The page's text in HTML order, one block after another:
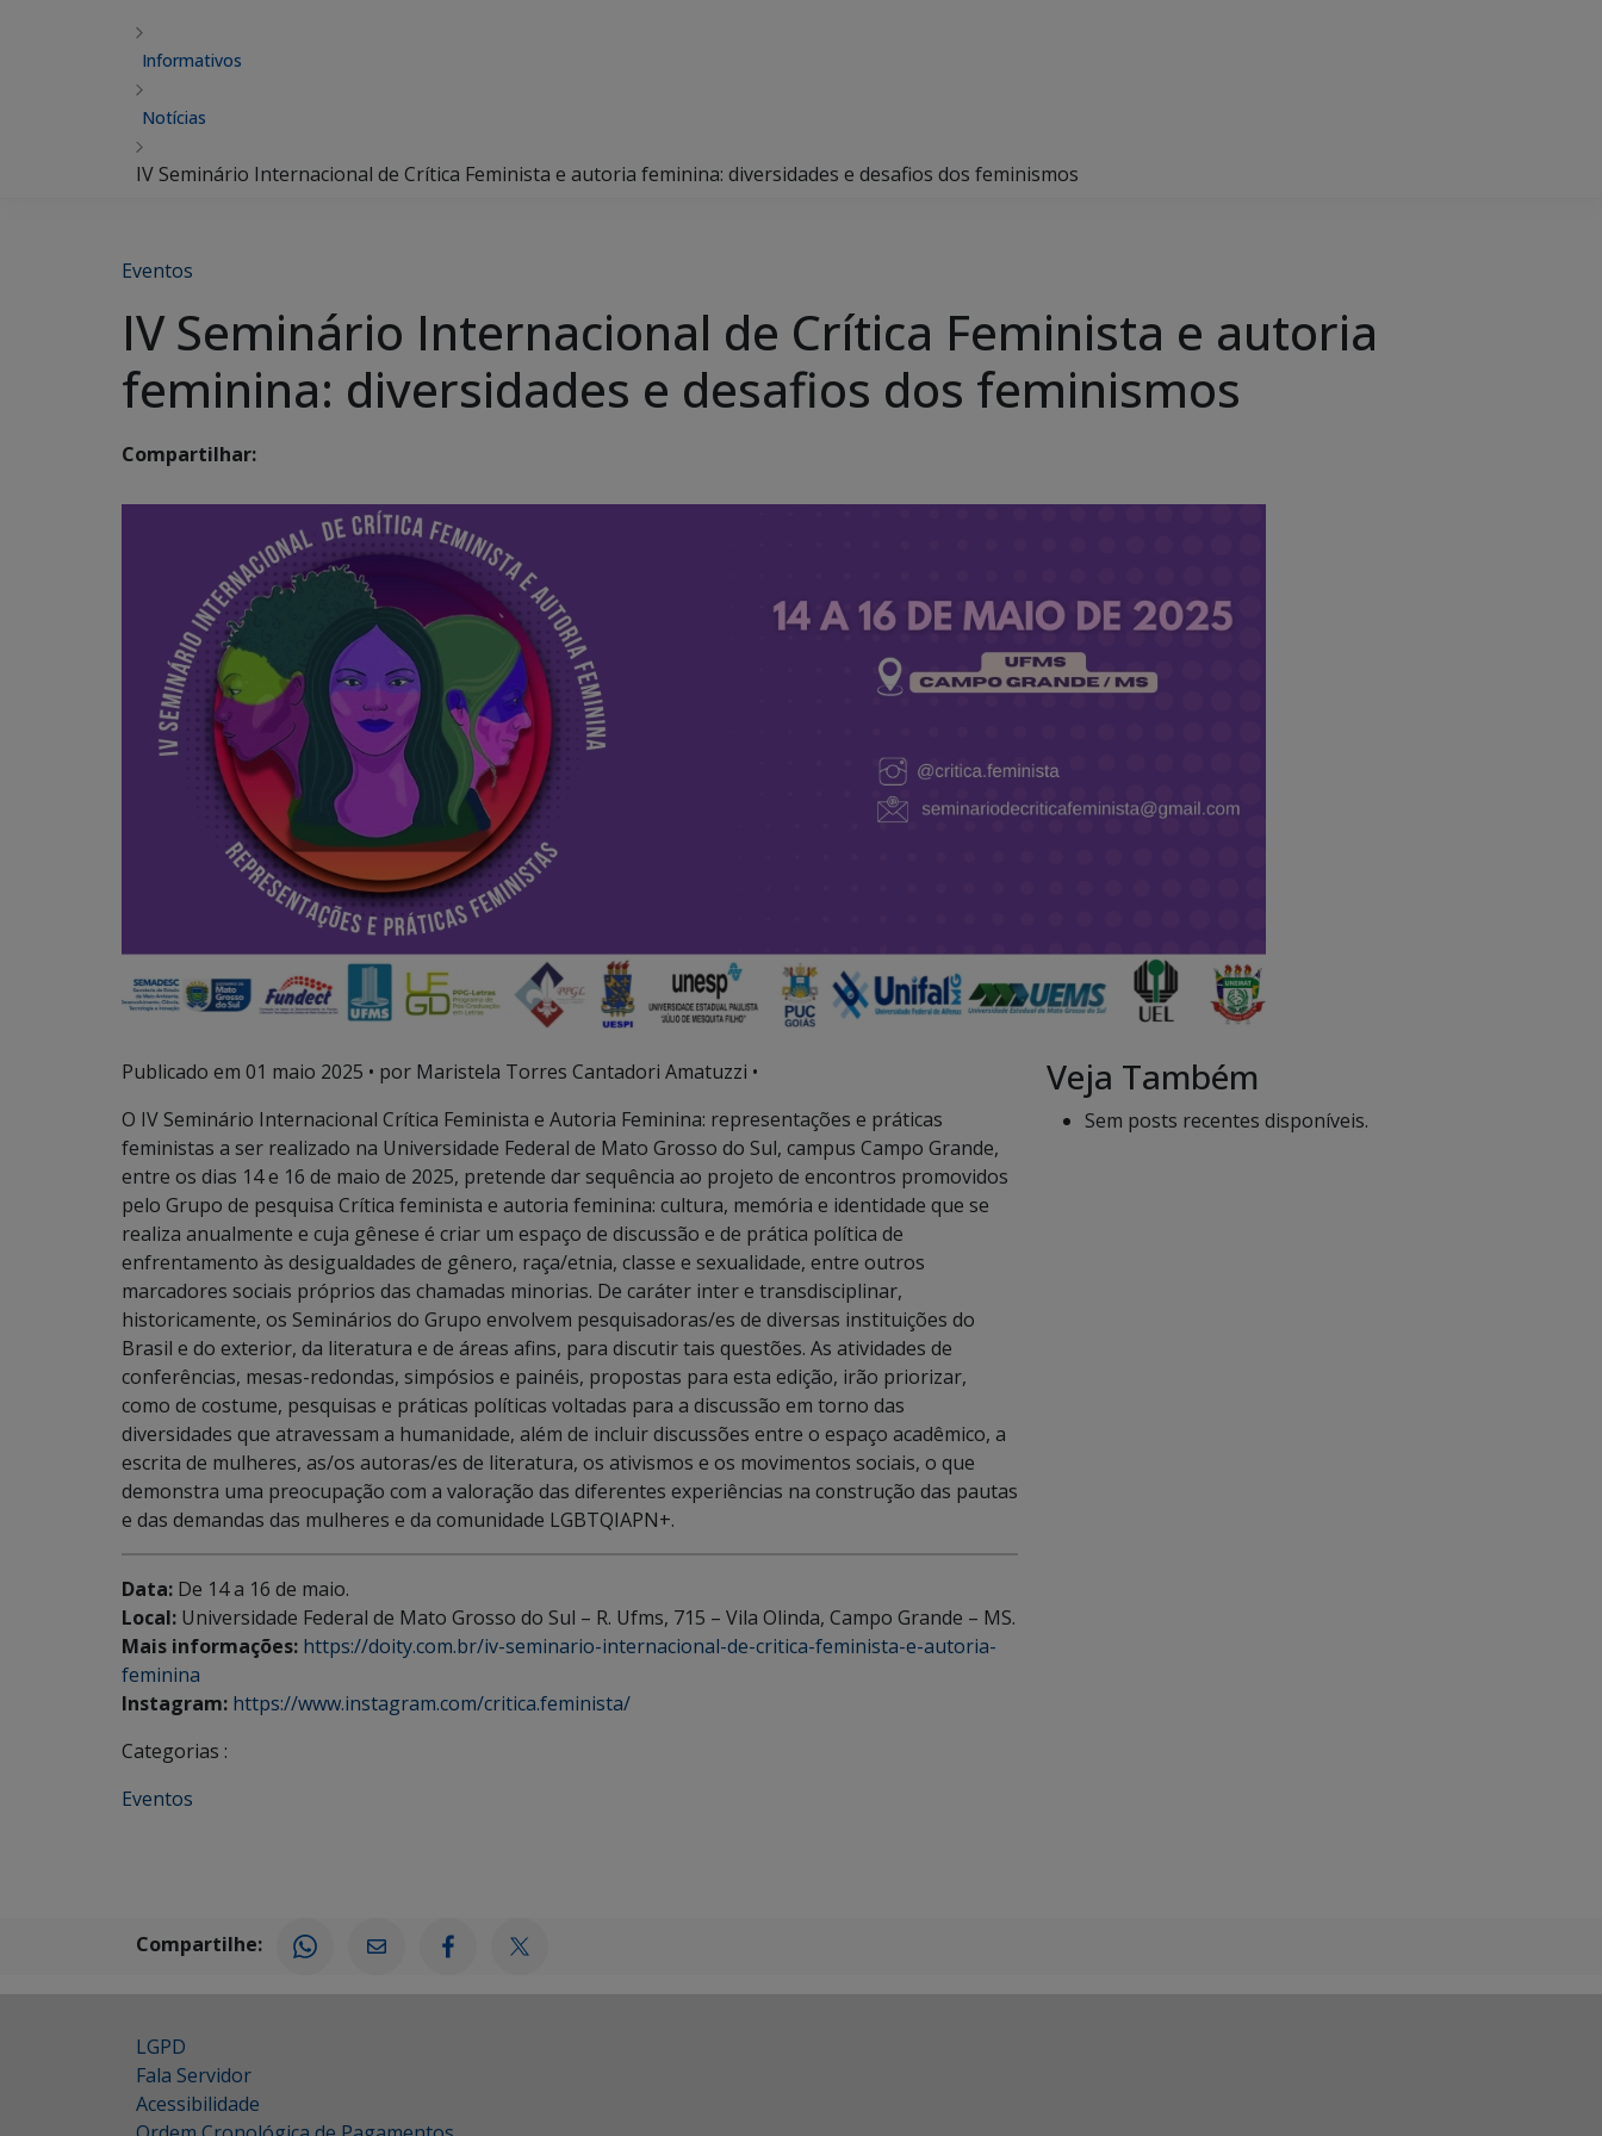
Informativos
Notícias
IV Seminário Internacional de Crítica Feminista e autoria feminina: diversidades e desafios dos feminismos
Eventos
IV Seminário Internacional de Crítica Feminista e autoria
feminina: diversidades e desafios dos feminismos
Compartilhar:
Publicado em 01 maio 2025 • por Maristela Torres Cantadori Amatuzzi •
O IV Seminário Internacional Crítica Feminista e Autoria Feminina: representações e práticas
feministas a ser realizado na Universidade Federal de Mato Grosso do Sul, campus Campo Grande,
entre os dias 14 e 16 de maio de 2025, pretende dar sequência ao projeto de encontros promovidos
pelo Grupo de pesquisa Crítica feminista e autoria feminina: cultura, memória e identidade que se
realiza anualmente e cuja gênese é criar um espaço de discussão e de prática política de
enfrentamento às desigualdades de gênero, raça/etnia, classe e sexualidade, entre outros
marcadores sociais próprios das chamadas minorias. De caráter inter e transdisciplinar,
historicamente, os Seminários do Grupo envolvem pesquisadoras/es de diversas instituições do
Brasil e do exterior, da literatura e de áreas afins, para discutir tais questões. As atividades de
conferências, mesas-redondas, simpósios e painéis, propostas para esta edição, irão priorizar,
como de costume, pesquisas e práticas políticas voltadas para a discussão em torno das
diversidades que atravessam a humanidade, além de incluir discussões entre o espaço acadêmico, a
escrita de mulheres, as/os autoras/es de literatura, os ativismos e os movimentos sociais, o que
demonstra uma preocupação com a valoração das diferentes experiências na construção das pautas
e das demandas das mulheres e da comunidade LGBTQIAPN+.
Data: De 14 a 16 de maio.
Local: Universidade Federal de Mato Grosso do Sul – R. Ufms, 715 – Vila Olinda, Campo Grande – MS.
Mais informações: https://doity.com.br/iv-seminario-internacional-de-critica-feminista-e-autoria-
feminina
Instagram: https://www.instagram.com/critica.feminista/
Categorias :
Eventos
Veja Também
Sem posts recentes disponíveis.
Compartilhe:
LGPD
Fala Servidor
Acessibilidade